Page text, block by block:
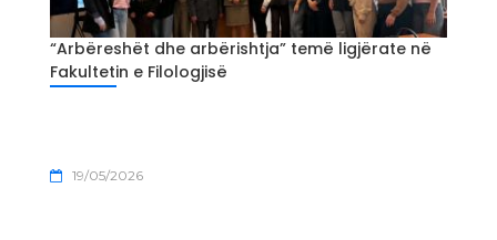
“Arbëreshët dhe arbërishtja” temë ligjërate në
Fakultetin e Filologjisë
19/05/2026